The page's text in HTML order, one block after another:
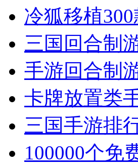
冷狐移植
三国回合制
手游回合制
卡牌放置类
三国手游排
100000个免